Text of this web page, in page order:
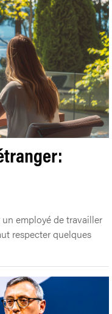
employé de travailler
respecter quelques